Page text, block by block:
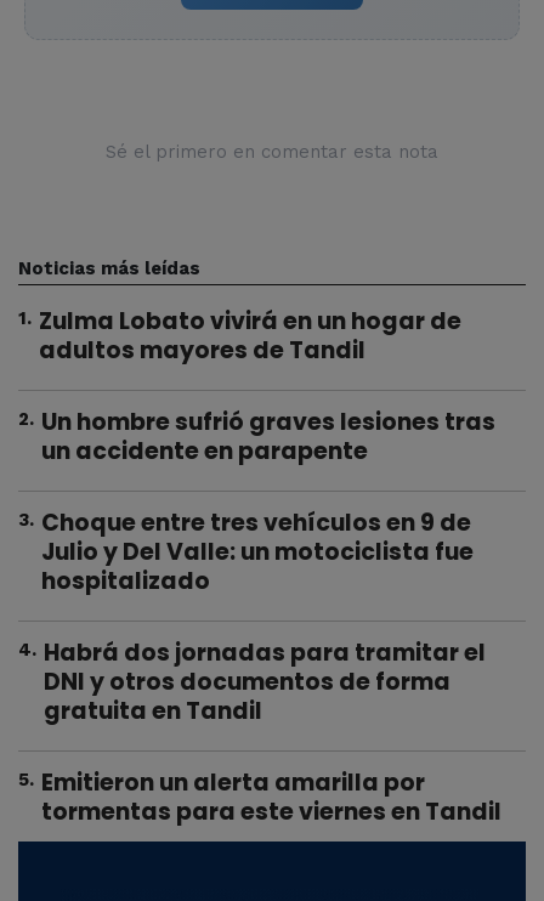
Sé el primero en comentar esta nota
Noticias más leídas
1. Zulma Lobato vivirá en un hogar de
adultos mayores de Tandil
2. Un hombre sufrió graves lesiones tras
un accidente en parapente
3. Choque entre tres vehículos en 9 de
Julio y Del Valle: un motociclista fue
hospitalizado
4. Habrá dos jornadas para tramitar el
DNI y otros documentos de forma
gratuita en Tandil
5. Emitieron un alerta amarilla por
tormentas para este viernes en Tandil